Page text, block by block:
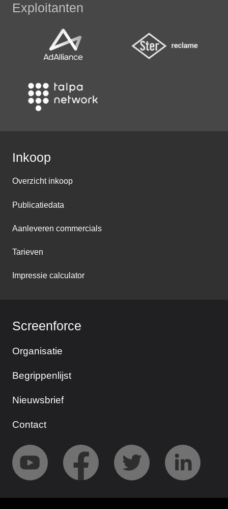
Exploitanten
Inkoop
Overzicht inkoop
Publicatiedata
Aanleveren commercials
Tarieven
Impressie calculator
Screenforce
Organisatie
Begrippenlijst
Nieuwsbrief
Contact